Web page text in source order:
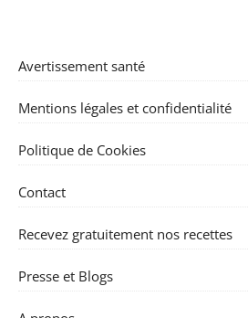
Avertissement santé
Mentions légales et confidentialité
Politique de Cookies
Contact
Recevez gratuitement nos recettes
Presse et Blogs